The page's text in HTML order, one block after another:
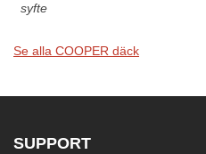
syfte
Se alla COOPER däck
SUPPORT